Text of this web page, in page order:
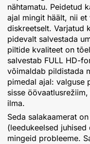
nähtamatu. Peidetud
ajal mingit häält, nii
diskreetselt. Varjatud
pidevalt salvestada
piltide kvaliteet on
salvestab FULL HD-
võimaldab pildistada
pimedal ajal: valguse
sisse
ilma.
Seda salakaamerat
(leedukeelsed
mingeid probleeme.